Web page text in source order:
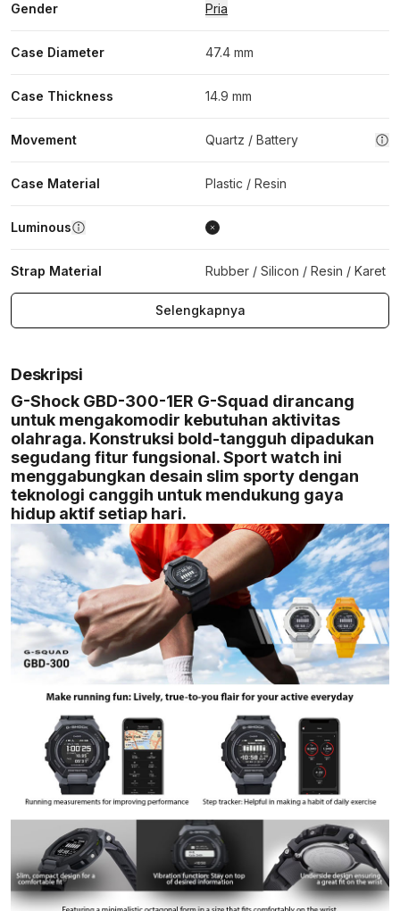
Gender Pria
Case Diameter 47.4 mm
Case Thickness 14.9 mm
Movement Quartz / Battery
Case Material Plastic / Resin
Luminous
Strap Material Rubber / Silicon / Resin / Karet
Selengkapnya
Deskripsi
G-Shock GBD-300-1ER G-Squad dirancang
untuk mengakomodir kebutuhan aktivitas
olahraga. Konstruksi bold-tangguh dipadukan
segudang fitur fungsional. Sport watch ini
menggabungkan desain slim sporty dengan
teknologi canggih untuk mendukung gaya
hidup aktif setiap hari.